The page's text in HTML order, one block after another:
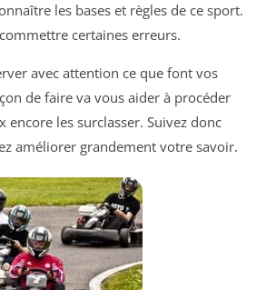
les bases et règles de ce sport.
certaines erreurs.
avec attention ce que font vos
de faire va vous aider à procéder
encore les surclasser. Suivez donc
améliorer grandement votre savoir.